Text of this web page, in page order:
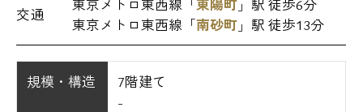
交通
東京メトロ東西線「東陽町 」駅 徒歩6分
東京メトロ東西線「南砂町 」駅 徒歩13分
規模・構造
7階建て
-